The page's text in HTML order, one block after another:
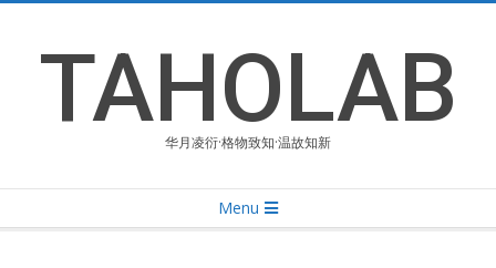
contentTAHOLAB
华月凌衍·格物致知·温故知新
Navigation
Menu